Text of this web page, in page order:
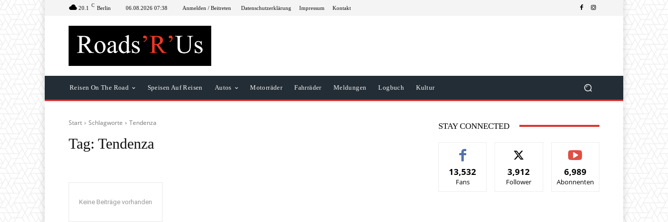
20.1 C Berlin 06.08.2026 07:38 Anmelden / Beitreten Datenschutzerklärung Impressum Kontakt
Reisen On The Road Speisen Auf Reisen Autos Motorräder Fahrräder Meldungen Logbuch Kultur
Start Schlagworte Tendenza
Tag: Tendenza
Keine Beiträge vorhanden
STAY CONNECTED
13,532
Fans
3,912
Follower
6,989
Abonnenten